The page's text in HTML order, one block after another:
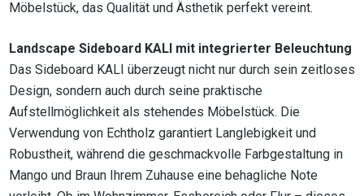
Möbelstück, das Qualität und Ästhetik perfekt vereint.
Landscape Sideboard KALI mit integrierter Beleuchtung
Das Sideboard KALI überzeugt nicht nur durch sein zeitloses
Design, sondern auch durch seine praktische
Aufstellmöglichkeit als stehendes Möbelstück. Die
Verwendung von Echtholz garantiert Langlebigkeit und
Robustheit, während die geschmackvolle Farbgestaltung in
Mango und Braun Ihrem Zuhause eine behagliche Note